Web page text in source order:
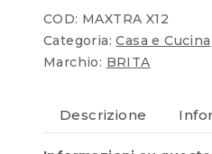
COD: MAXTRA X12
Categoria:Casa e Cucina
Marchio: BRITA
Descrizione